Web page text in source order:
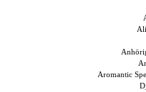
Aromantic